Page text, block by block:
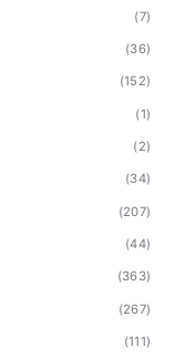
(7)
(36)
(152)
(1)
(2)
(34)
(207)
(44)
(363)
(267)
(111)